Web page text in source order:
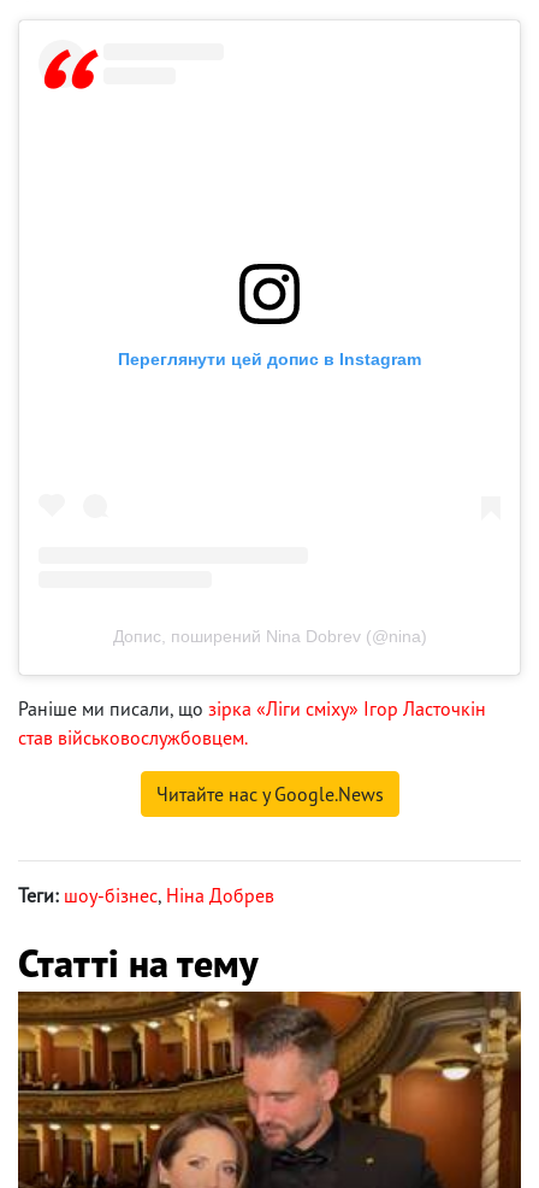
Переглянути цей допис в Instagram
Допис, поширений Nina Dobrev (@nina)
Раніше ми писали, що зірка «Ліги сміху» Ігор Ласточкін
став військовослужбовцем.
Читайте нас у Google.News
Теги: шоу-бізнес, Ніна Добрев
Статті на тему